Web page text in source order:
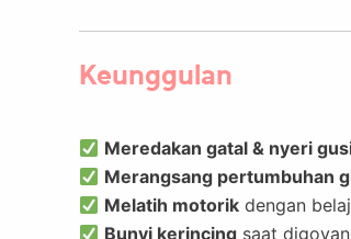
Keunggulan
Meredakan gatal & nyeri
Merangsang pertumbuhan
Melatih motorik dengan
Bunyi kerincing saat